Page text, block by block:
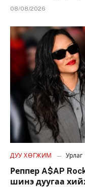
08/08/2026
ДУУ ХӨГЖИМ Урлаг
Реппер A$AP
шинэ дуугаа